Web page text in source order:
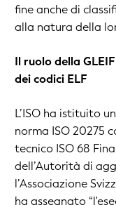
fine anche di
alla natura della
Il ruolo della
dei codici ELF
L’ISO ha istituito
norma ISO 20275
tecnico ISO 68
dell’Autorità di
l’Associazione
ha assegnato